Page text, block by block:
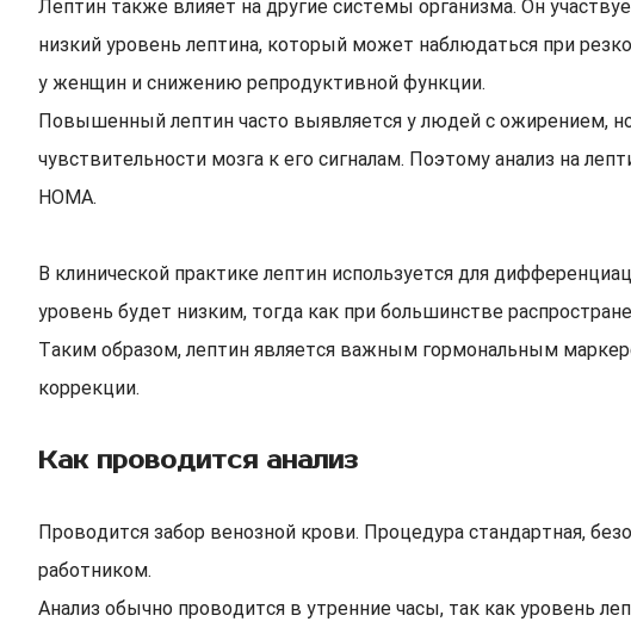
Лептин также влияет на другие системы организма. Он
низкий уровень лептина, который может наблюдаться при
у женщин и снижению репродуктивной функции.
Повышенный лептин часто выявляется у людей с ожирением,
чувствительности мозга к его сигналам. Поэтому анализ на
HOMA.
В клинической практике лептин используется для
уровень будет низким, тогда как при большинстве
Таким образом, лептин является важным гормональным
коррекции.
Как проводится анализ
Проводится забор венозной крови. Процедура стандартная,
работником.
Анализ обычно проводится в утренние часы, так как уровень